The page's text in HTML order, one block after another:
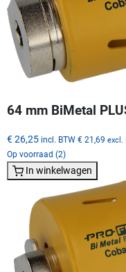
64 mm BiMetal
€ 26,25 incl. BTW € 21,69 excl.
Op voorraad (2)
In winkelwagen